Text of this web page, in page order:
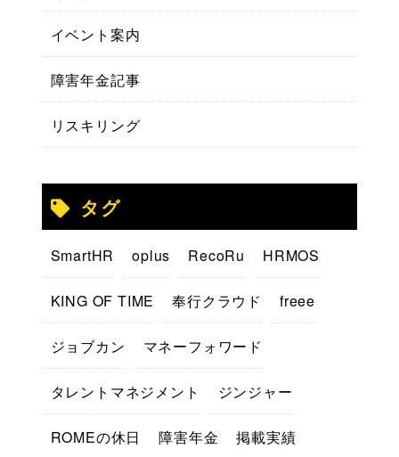
イベント案内
障害年金記事
リスキリング
タグ
SmartHR oplus RecoRu HRMOS
KING OF TIME 奉行クラウド freee
ジョブカン マネーフォワード
タレントマネジメント ジンジャー
ROMEの休日 障害年金 掲載実績